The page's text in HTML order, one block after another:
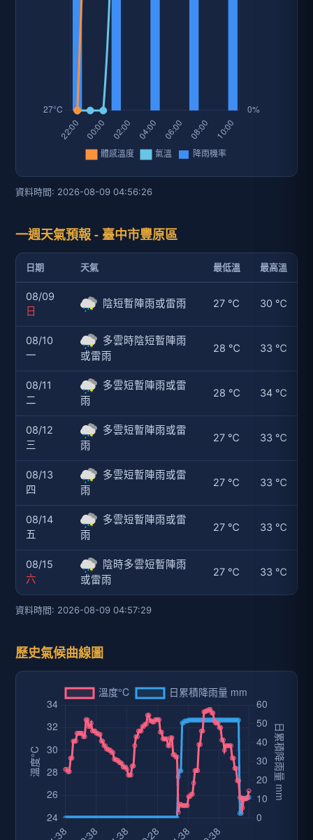
資料時間: 2026-08-09 04:56:26
一週天氣預報 - 臺中市豐原區
日期 天氣 最低溫 最高溫
08/09
日
陰短暫陣雨或雷雨 27 ℃ 30 ℃
08/10
一
多雲時陰短暫陣雨
或雷雨
28 ℃ 33 ℃
08/11
二
多雲短暫陣雨或雷
雨
28 ℃ 34 ℃
08/12
三
多雲短暫陣雨或雷
雨
27 ℃ 33 ℃
08/13
四
多雲短暫陣雨或雷
雨
27 ℃ 33 ℃
08/14
五
多雲短暫陣雨或雷
雨
27 ℃ 33 ℃
08/15
六
陰時多雲短暫陣雨
或雷雨
27 ℃ 33 ℃
資料時間: 2026-08-09 04:57:29
歷史氣候曲線圖